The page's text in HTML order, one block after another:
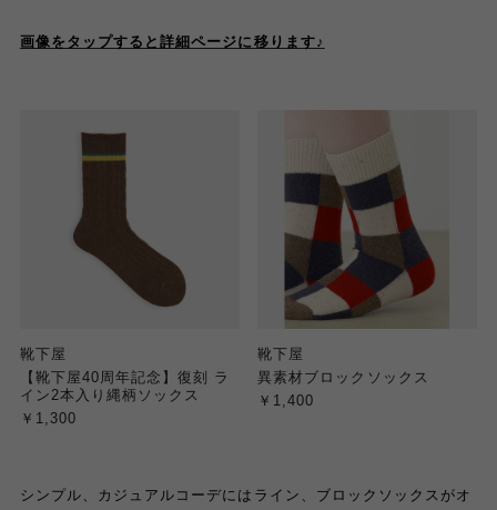
画像をタップすると詳細ページに移ります♪
靴下屋
【靴下屋40周年記念】復刻 ラ
イン2本入り縄柄ソックス
￥1,300
靴下屋
異素材ブロックソックス
￥1,400
シンプル、カジュアルコーデにはライン、ブロックソックスがオ